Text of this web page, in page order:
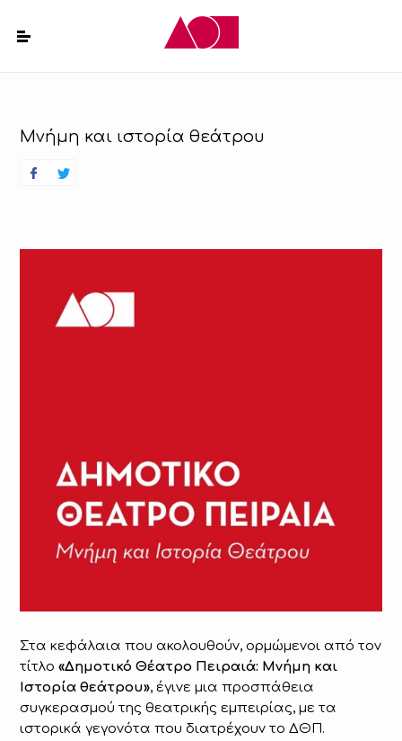
Μνήμη και ιστορία θεάτρου
Στα κεφάλαια που ακολουθούν, ορμώμενοι από τον
τίτλο«Δημοτικό Θέατρο Πειραιά: Μνήμη και
Ιστορία θεάτρου», έγινε μια προσπάθεια
συγκερασμού της θεατρικής εμπειρίας, με τα
ιστορικά γεγονότα που διατρέχουν το ΔΘΠ.